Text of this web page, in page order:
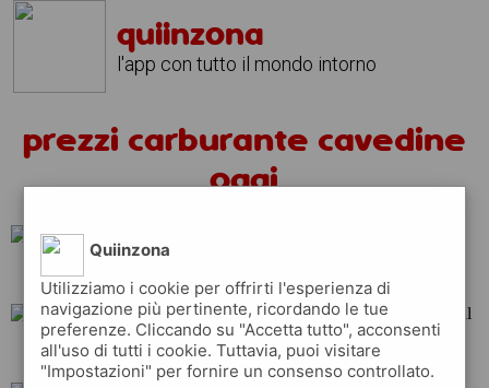
quiinzona
l'app con tutto il mondo intorno
prezzi carburante cavedine
oggi
api
ip repsol tamoil
Quiinzona
Utilizziamo i cookie per offrirti l'esperienza di
navigazione più pertinente, ricordando le tue
preferenze. Cliccando su "Accetta tutto", acconsenti
all'uso di tutti i cookie. Tuttavia, puoi visitare
"Impostazioni" per fornire un consenso controllato.